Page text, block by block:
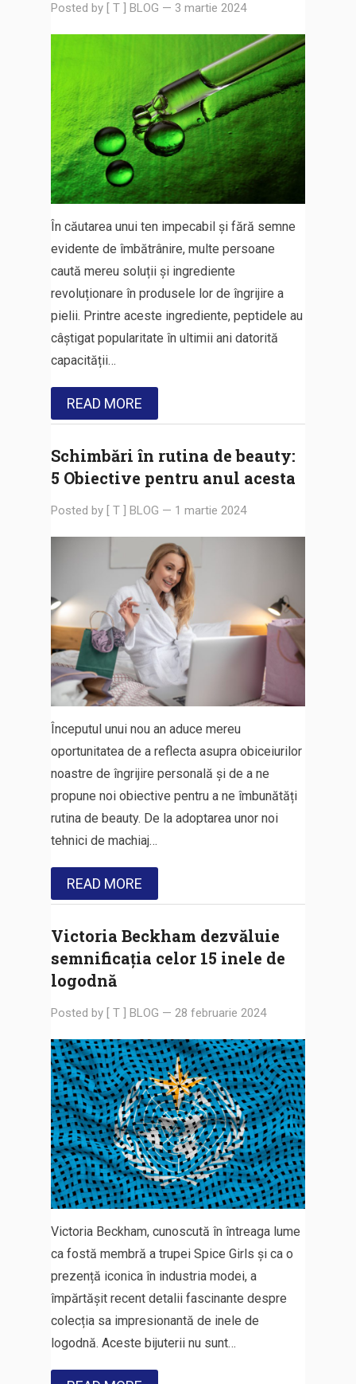
Posted by [ T ] BLOG — 3 martie 2024
În căutarea unui ten impecabil și fără semne
evidente de îmbătrânire, multe persoane
caută mereu soluții și ingrediente
revoluționare în produsele lor de îngrijire a
pielii. Printre aceste ingrediente, peptidele au
câștigat popularitate în ultimii ani datorită
capacității…
READ MORE
Schimbări în rutina de beauty:
5 Obiective pentru anul acesta
Posted by [ T ] BLOG — 1 martie 2024
Începutul unui nou an aduce mereu
oportunitatea de a reflecta asupra obiceiurilor
noastre de îngrijire personală și de a ne
propune noi obiective pentru a ne îmbunătăți
rutina de beauty. De la adoptarea unor noi
tehnici de machiaj…
READ MORE
Victoria Beckham dezvăluie
semnificația celor 15 inele de
logodnă
Posted by [ T ] BLOG — 28 februarie 2024
Victoria Beckham, cunoscută în întreaga lume
ca fostă membră a trupei Spice Girls și ca o
prezență iconica în industria modei, a
împărtășit recent detalii fascinante despre
colecția sa impresionantă de inele de
logodnă. Aceste bijuterii nu sunt…